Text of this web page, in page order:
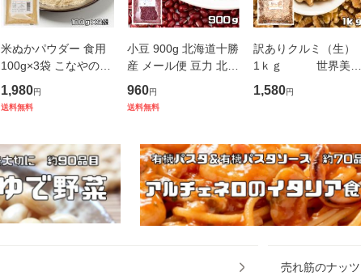
米ぬかパウダー 食用
100g×3袋 こなやの底
力 国内製造 焙煎済 微
細粉砕済 スーパーフ
飲める
1,980円
送料無料
小豆 900g 北海道十勝
産 メール便 豆力 北海
道産 アサヒ食品工業
国産 国内産 乾燥小豆
960円
送料無料
訳ありクルミ（生）
1ｋｇ 世界美食
探究 LHP アメリカ産
ナッツ 無塩 無油 お徳
つまみ
1,580円
売れ筋のナッツ